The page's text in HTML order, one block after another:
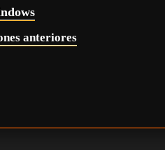
anteriores